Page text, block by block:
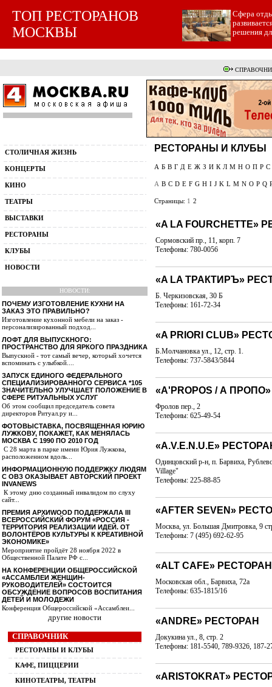
ТОП РЕСТОРАНОВ
МОСКВЫ
Cфера
решения
СТОЛИЧНАЯ ЖИЗНЬ
КОНЦЕРТЫ
КИНО
ТЕАТРЫ
ВЫСТАВКИ
РЕСТОРАНЫ
КЛУБЫ
НОВОСТИ
НОВОСТИ:
ПОЧЕМУ ИЗГОТОВЛЕНИЕ КУХНИ НА
ЗАКАЗ ЭТО ПРАВИЛЬНО?
Изготовление кухонной мебели на заказ -
персонализированный подход...
ЛОФТ ДЛЯ ВЫПУСКНОГО:
ПРОСТРАНСТВО ДЛЯ ЯРКОГО ПРАЗДНИКА
Выпускной - тот самый вечер, который хочется
вспоминать с улыбкой....
ЗАПУСК ЕДИНОГО ФЕДЕРАЛЬНОГО
СПЕЦИАЛИЗИРОВАННОГО СЕРВИСА *105
ЗНАЧИТЕЛЬНО УЛУЧШАЕТ ПОЛОЖЕНИЕ В
СФЕРЕ РИТУАЛЬНЫХ УСЛУГ
Об этом сообщил председатель совета
директоров Ритуал.ру и...
ФОТОВЫСТАВКА, ПОСВЯЩЕННАЯ ЮРИЮ
ЛУЖКОВУ, ПОКАЖЕТ, КАК МЕНЯЛАСЬ
МОСКВА С 1990 ПО 2010 ГОД
С 28 марта в парке имени Юрия Лужкова,
расположенном вдоль...
ИНФОРМАЦИОННУЮ ПОДДЕРЖКУ ЛЮДЯМ
С ОВЗ ОКАЗЫВАЕТ АВТОРСКИЙ ПРОЕКТ
INVANEWS
К этому дню созданный инвалидом по слуху
сайт...
ПРЕМИЯ АРХИWOOD ПОДДЕРЖАЛА III
ВСЕРОССИЙСКИЙ ФОРУМ «РОССИЯ -
ТЕРРИТОРИЯ РЕАЛИЗАЦИИ ИДЕЙ. ОТ
ВОЛОНТЁРОВ КУЛЬТУРЫ К КРЕАТИВНОЙ
ЭКОНОМИКЕ»
Мероприятие пройдёт 28 ноября 2022 в
Общественной Палате РФ с...
НА КОНФЕРЕНЦИИ ОБЩЕРОССИЙСКОЙ
«АССАМБЛЕИ ЖЕНЩИН-
РУКОВОДИТЕЛЕЙ» СОСТОИТСЯ
ОБСУЖДЕНИЕ ВОПРОСОВ ВОСПИТАНИЯ
ДЕТЕЙ И МОЛОДЕЖИ
Конференция Общероссийской «Ассамблеи...
другие новости
СПРАВОЧНИК
РЕСТОРАНЫ И КЛУБЫ
КАФЕ, ПИЦЦЕРИИ
КИНОТЕАТРЫ, ТЕАТРЫ
РЕСТОРАНЫ И КЛУБЫ
А Б В Г Д Е Ж З И К Л М Н О П Р С
A B C D E F G H I J K L M N O P Q
Страницы: 1 2
«A LA FOURCHETTE»
Сормовский пр., 11, корп. 7
Телефоны: 780-0056
«A LA ТРАКТИРЪ»
Б. Черкизовская, 30 Б
Телефоны: 161-72-34
«A PRIORI CLUB»
Б.Молчановка ул., 12, стр. 1.
Телефоны: 737-5843/5844
«A'PROPOS / А
Фролов пер., 2
Телефоны: 625-49-54
«A.V.E.N.U.E»
Одинцовский р-н, п. Барвиха,
Village"
Телефоны: 225-88-85
«AFTER SEVEN»
Москва, ул. Большая Дмитровка, 9
Телефоны: 7 (495) 692-62-95
«ALT CAFE» РЕСТОРАН
Московская обл., Барвиха, 72а
Телефоны: 635-1815/16
«ANDRE» РЕСТОРАН
Докукина ул., 8, стр. 2
Телефоны: 181-5540, 789-9326, 187-
«ARISTOKRAT»